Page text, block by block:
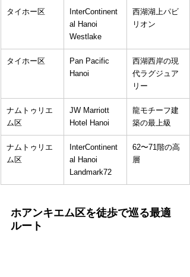
タイホー区
InterContinent
al Hanoi
Westlake
西湖湖上パビ
リオン
タイホー区
Pan Pacific
Hanoi
西湖西岸の現
代ラグジュア
リー
ナムトゥリエ
ム区
JW Marriott
Hotel Hanoi
龍モチーフ建
築の最上級
ナムトゥリエ
ム区
InterContinent
al Hanoi
Landmark72
62〜71階の高
層
ホアンキエム区を徒歩で巡る最適
ルート